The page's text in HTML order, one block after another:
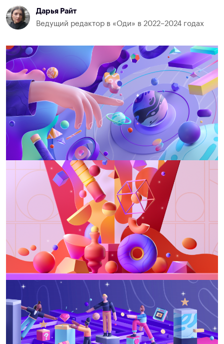
Дарья Райт
Ведущий редактор в «Оди» в 2022–2024 годах